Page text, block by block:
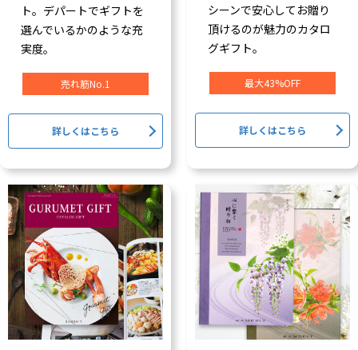
ト。デパートでギフトを
選んでいるかのような充
実度。
売れ筋No.1
詳しくはこちら
シーンで安心してお贈り
頂けるのが魅力のカタロ
グギフト。
最大43%OFF
詳しくはこちら